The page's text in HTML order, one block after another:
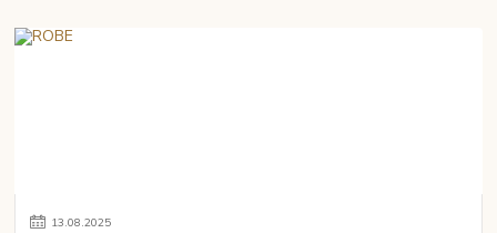
13.08.2025